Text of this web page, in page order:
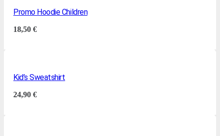
Promo Hoodie Children
18,50€
Kid’s Sweatshirt
24,90€